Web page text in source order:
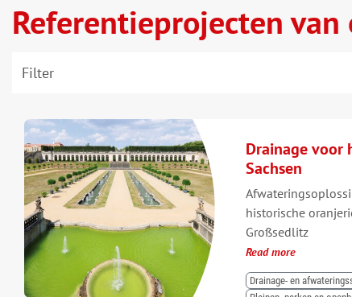
Referentieprojecten
Filter
Drainage voor
Sachsen
historische
Großsedlitz
Read more
Drainage- en